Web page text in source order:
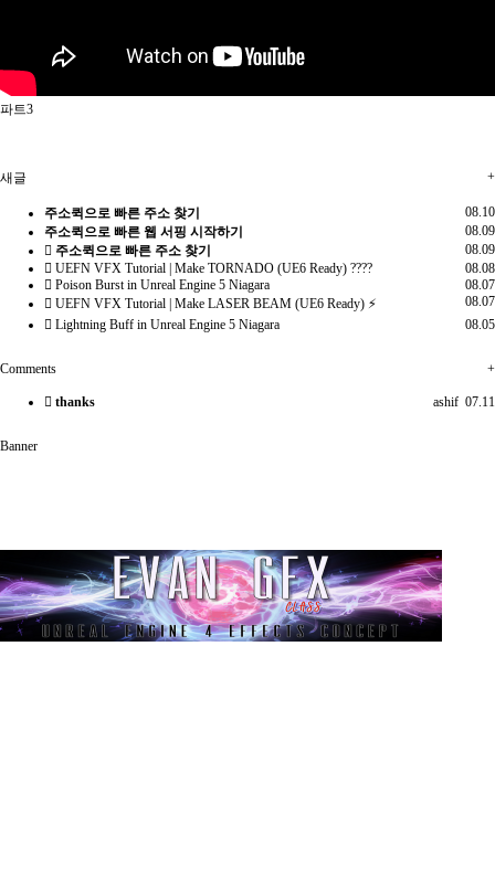
파트3
+
새글
08.10
주소퀵으로 빠른 주소 찾기
08.09
주소퀵으로 빠른 웹 서핑 시작하기
08.09
주소퀵으로 빠른 주소 찾기
08.08
UEFN VFX Tutorial | Make TORNADO (UE6 Ready) ????️
08.07
Poison Burst in Unreal Engine 5 Niagara
08.07
UEFN VFX Tutorial | Make LASER BEAM (UE6 Ready) ⚡
08.05
Lightning Buff in Unreal Engine 5 Niagara
+
Comments
ashif 07.11
thanks
Banner